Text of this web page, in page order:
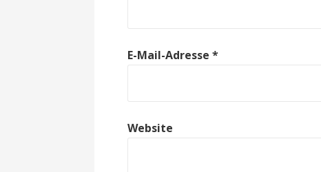
E-Mail-Adresse*
Website